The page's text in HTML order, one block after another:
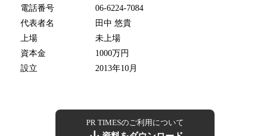
電話番号
06-6224-7084
代表者名
田中 悠貴
上場
未上場
資本金
1000万円
設立
2013年10月
PR TIMESのご利用について